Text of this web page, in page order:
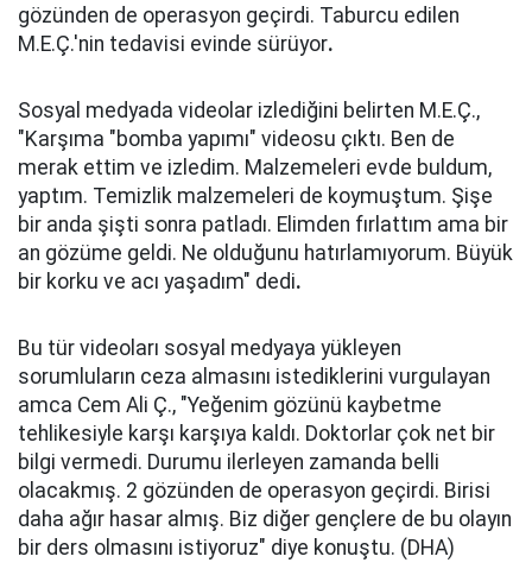
gözünden de operasyon geçirdi. Taburcu edilen
M.E.Ç.'nin tedavisi evinde sürüyor.
Sosyal medyada videolar izlediğini belirten M.E.Ç.,
"Karşıma "bomba yapımı" videosu çıktı. Ben de
merak ettim ve izledim. Malzemeleri evde buldum,
yaptım. Temizlik malzemeleri de koymuştum. Şişe
bir anda şişti sonra patladı. Elimden fırlattım ama bir
an gözüme geldi. Ne olduğunu hatırlamıyorum. Büyük
bir korku ve acı yaşadım" dedi.
Bu tür videoları sosyal medyaya yükleyen
sorumluların ceza almasını istediklerini vurgulayan
amca Cem Ali Ç., "Yeğenim gözünü kaybetme
tehlikesiyle karşı karşıya kaldı. Doktorlar çok net bir
bilgi vermedi. Durumu ilerleyen zamanda belli
olacakmış. 2 gözünden de operasyon geçirdi. Birisi
daha ağır hasar almış. Biz diğer gençlere de bu olayın
bir ders olmasını istiyoruz" diye konuştu. (DHA)